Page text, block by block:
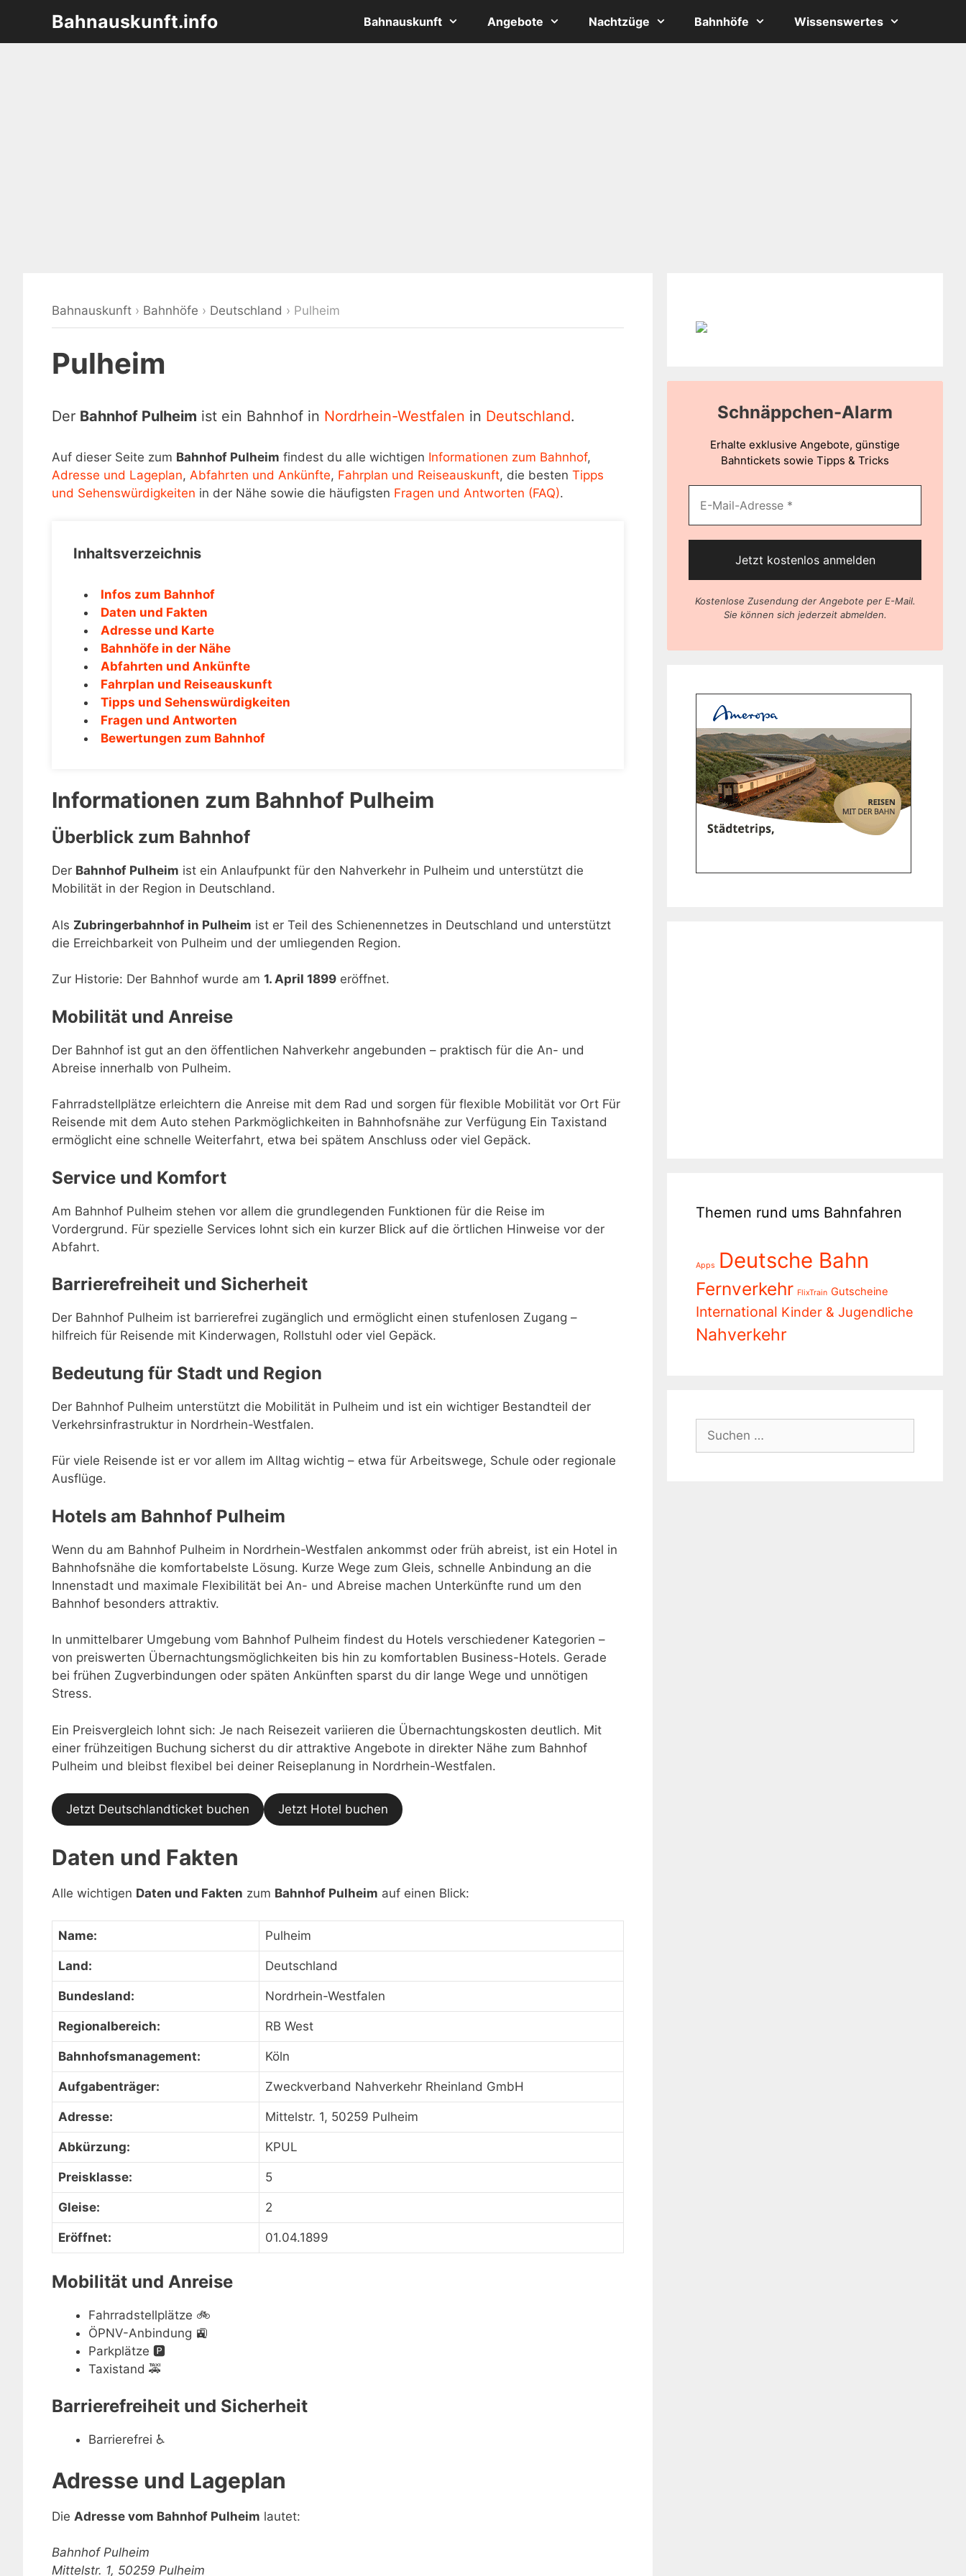
springen
Bahnauskunft.info Bahnauskunft Angebote Nachtzüge Bahnhöfe Wissenswertes
Bahnauskunft › Bahnhöfe › Deutschland › Pulheim
Pulheim
Der Bahnhof Pulheim ist ein Bahnhof in Nordrhein-Westfalen in Deutschland.
Auf dieser Seite zum Bahnhof Pulheim findest du alle wichtigen Informationen zum Bahnhof,
Adresse und Lageplan, Abfahrten und Ankünfte, Fahrplan und Reiseauskunft, die besten Tipps
und Sehenswürdigkeiten in der Nähe sowie die häufigsten Fragen und Antworten (FAQ).
Inhaltsverzeichnis
Infos zum Bahnhof
Daten und Fakten
Adresse und Karte
Bahnhöfe in der Nähe
Abfahrten und Ankünfte
Fahrplan und Reiseauskunft
Tipps und Sehenswürdigkeiten
Fragen und Antworten
Bewertungen zum Bahnhof
Informationen zum Bahnhof Pulheim
Überblick zum Bahnhof
Der Bahnhof Pulheim ist ein Anlaufpunkt für den Nahverkehr in Pulheim und unterstützt die
Mobilität in der Region in Deutschland.
Als Zubringerbahnhof in Pulheim ist er Teil des Schienennetzes in Deutschland und unterstützt
die Erreichbarkeit von Pulheim und der umliegenden Region.
Zur Historie: Der Bahnhof wurde am 1. April 1899 eröffnet.
Mobilität und Anreise
Der Bahnhof ist gut an den öffentlichen Nahverkehr angebunden – praktisch für die An- und
Abreise innerhalb von Pulheim.
Fahrradstellplätze erleichtern die Anreise mit dem Rad und sorgen für flexible Mobilität vor Ort Für
Reisende mit dem Auto stehen Parkmöglichkeiten in Bahnhofsnähe zur Verfügung Ein Taxistand
ermöglicht eine schnelle Weiterfahrt, etwa bei spätem Anschluss oder viel Gepäck.
Service und Komfort
Am Bahnhof Pulheim stehen vor allem die grundlegenden Funktionen für die Reise im
Vordergrund. Für spezielle Services lohnt sich ein kurzer Blick auf die örtlichen Hinweise vor der
Abfahrt.
Barrierefreiheit und Sicherheit
Der Bahnhof Pulheim ist barrierefrei zugänglich und ermöglicht einen stufenlosen Zugang –
hilfreich für Reisende mit Kinderwagen, Rollstuhl oder viel Gepäck.
Bedeutung für Stadt und Region
Der Bahnhof Pulheim unterstützt die Mobilität in Pulheim und ist ein wichtiger Bestandteil der
Verkehrsinfrastruktur in Nordrhein-Westfalen.
Für viele Reisende ist er vor allem im Alltag wichtig – etwa für Arbeitswege, Schule oder regionale
Ausflüge.
Hotels am Bahnhof Pulheim
Wenn du am Bahnhof Pulheim in Nordrhein-Westfalen ankommst oder früh abreist, ist ein Hotel in
Bahnhofsnähe die komfortabelste Lösung. Kurze Wege zum Gleis, schnelle Anbindung an die
Innenstadt und maximale Flexibilität bei An- und Abreise machen Unterkünfte rund um den
Bahnhof besonders attraktiv.
In unmittelbarer Umgebung vom Bahnhof Pulheim findest du Hotels verschiedener Kategorien –
von preiswerten Übernachtungsmöglichkeiten bis hin zu komfortablen Business-Hotels. Gerade
bei frühen Zugverbindungen oder späten Ankünften sparst du dir lange Wege und unnötigen
Stress.
Ein Preisvergleich lohnt sich: Je nach Reisezeit variieren die Übernachtungskosten deutlich. Mit
einer frühzeitigen Buchung sicherst du dir attraktive Angebote in direkter Nähe zum Bahnhof
Pulheim und bleibst flexibel bei deiner Reiseplanung in Nordrhein-Westfalen.
Jetzt Deutschlandticket buchen Jetzt Hotel buchen
Daten und Fakten
Alle wichtigen Daten und Fakten zum Bahnhof Pulheim auf einen Blick:
Name: Pulheim
Land: Deutschland
Bundesland: Nordrhein-Westfalen
Regionalbereich: RB West
Bahnhofsmanagement: Köln
Aufgabenträger: Zweckverband Nahverkehr Rheinland GmbH
Adresse: Mittelstr. 1, 50259 Pulheim
Abkürzung: KPUL
Preisklasse: 5
Gleise: 2
Eröffnet: 01.04.1899
Mobilität und Anreise
Fahrradstellplätze 🚲
ÖPNV-Anbindung 🚉
Parkplätze 🅿️
Taxistand 🚕
Barrierefreiheit und Sicherheit
Barrierefrei ♿
Adresse und Lageplan
Die Adresse vom Bahnhof Pulheim lautet:
Bahnhof Pulheim
Mittelstr. 1, 50259 Pulheim
Schnäppchen-Alarm
Erhalte exklusive Angebote, günstige
Bahntickets sowie Tipps & Tricks
Kostenlose Zusendung der Angebote per E-Mail.
Sie können sich jederzeit abmelden.
Themen rund ums Bahnfahren
Apps Deutsche Bahn
Fernverkehr FlixTrain Gutscheine
International Kinder & Jugendliche
Nahverkehr
nach: